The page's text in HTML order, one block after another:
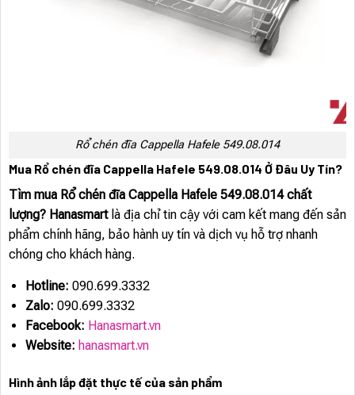
Rổ chén đĩa Cappella Hafele 549.08.014
Mua Rổ chén đĩa Cappella Hafele 549.08.014 Ở Đâu Uy Tín?
Tìm mua Rổ chén đĩa Cappella Hafele 549.08.014 chất
lượng? Hanasmartlà địa chỉ tin cậy với cam kết mang đến sản
phẩm chính hãng, bảo hành uy tín và dịch vụ hỗ trợ nhanh
chóng cho khách hàng.
Hotline: 090.699.3332
Zalo: 090.699.3332
Facebook: Hanasmart.vn
Website: hanasmart.vn
Hình ảnh lắp đặt thực tế của sản phẩm